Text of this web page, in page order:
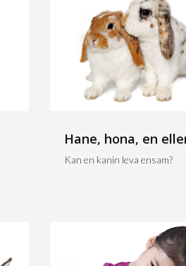
Hane, hona, en
Kan en kanin leva ensam?